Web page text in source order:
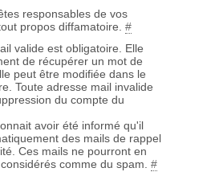
responsables de vos
propos diffamatoire. #
valide est obligatoire. Elle
de récupérer un mot de
peut être modifiée dans le
Toute adresse mail invalide
du compte du
avoir été informé qu'il
des mails de rappel
Ces mails ne pourront en
comme du spam. #